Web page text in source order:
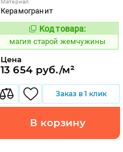
Материал:
Керамогранит
918401
Код товара:
магия старой жемчужины
Цена
13 654 руб./м²
Заказ в 1 клик
В корзину